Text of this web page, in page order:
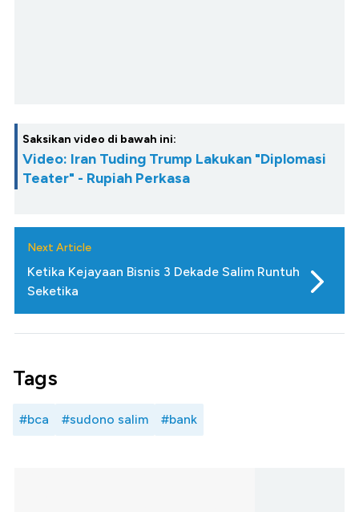
Saksikan video di bawah ini:
Video: Iran Tuding Trump Lakukan "Diplomasi
Teater" - Rupiah Perkasa
Next Article
Ketika Kejayaan Bisnis 3 Dekade Salim Runtuh
Seketika
Tags
#bca #sudono salim #bank